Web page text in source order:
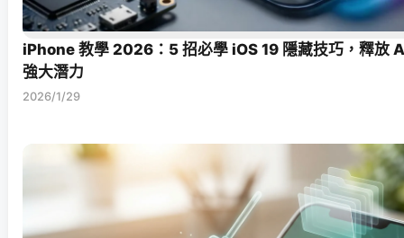
iPhone 教學 2026：5 招必學 iOS 19 隱藏技巧，釋
強大潛力
2026/1/29